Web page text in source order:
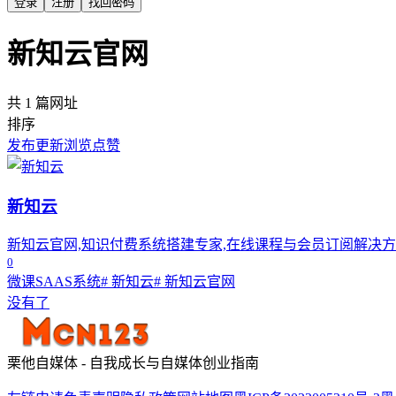
新知云官网
共 1 篇网址
排序
发布更新浏览点赞
新知云
新知云官网,知识付费系统搭建专家,在线课程与会员订阅解决
0
微课SAAS系统# 新知云# 新知云官网
没有了
栗他自媒体 - 自我成长与自媒体创业指南